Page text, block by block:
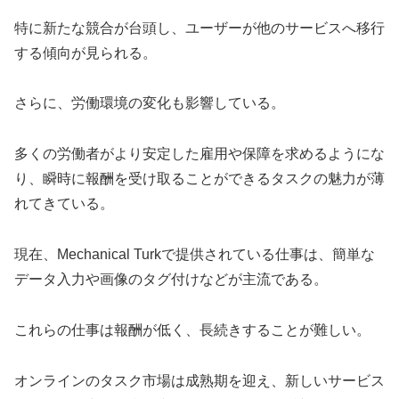
特に新たな競合が台頭し、ユーザーが他のサービスへ移行
する傾向が見られる。
さらに、労働環境の変化も影響している。
多くの労働者がより安定した雇用や保障を求めるようにな
り、瞬時に報酬を受け取ることができるタスクの魅力が薄
れてきている。
現在、Mechanical Turkで提供されている仕事は、簡単な
データ入力や画像のタグ付けなどが主流である。
これらの仕事は報酬が低く、長続きすることが難しい。
オンラインのタスク市場は成熟期を迎え、新しいサービス